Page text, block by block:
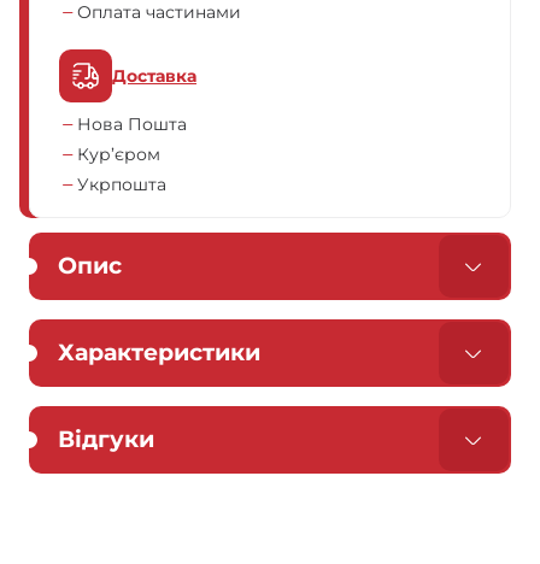
Оплата частинами
Доставка
Нова Пошта
Кур’єром
Укрпошта
Опис
Характеристики
Відгуки